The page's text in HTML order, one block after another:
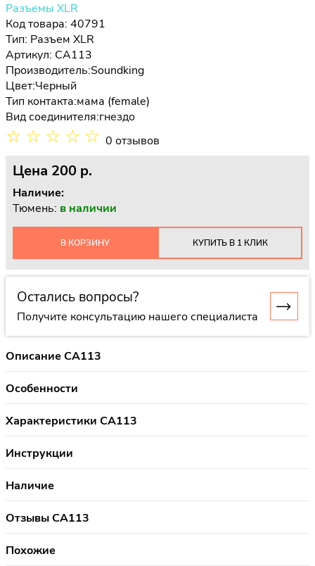
Разъемы XLR
Код товара: 40791
Тип: Разъем XLR
Артикул: CA113
Производитель:Soundking
Цвет:Черный
Тип контакта:мама (female)
Вид соединителя:гнездо
☆ ☆ ☆ ☆ ☆ 0 отзывов
Цена 200 p.
Наличие:
Тюмень: в наличии
В КОРЗИНУ КУПИТЬ В 1 КЛИК
Остались вопросы?
Получите консультацию нашего специалиста
Описание CA113
Особенности
Характеристики CA113
Инструкции
Наличие
Отзывы CA113
Похожие